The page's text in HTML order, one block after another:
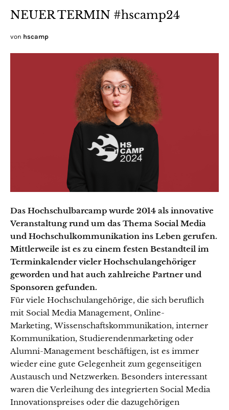
NEUER TERMIN #hscamp24
von hscamp
Das Hochschulbarcamp wurde 2014 als innovative
Veranstaltung rund um das Thema Social Media
und Hochschulkommunikation ins Leben gerufen.
Mittlerweile ist es zu einem festen Bestandteil im
Terminkalender vieler Hochschulangehöriger
geworden und hat auch zahlreiche Partner und
Sponsoren gefunden.
Für viele Hochschulangehörige, die sich beruflich
mit Social Media Management, Online-
Marketing, Wissenschaftskommunikation, interner
Kommunikation, Studierendenmarketing oder
Alumni-Management beschäftigen, ist es immer
wieder eine gute Gelegenheit zum gegenseitigen
Austausch und Netzwerken. Besonders interessant
waren die Verleihung des integrierten Social Media
Innovationspreises oder die dazugehörigen